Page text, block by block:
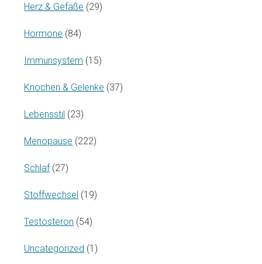
Herz & Gefäße (29)
Hormone (84)
Immunsystem (15)
Knochen & Gelenke (37)
Lebensstil (23)
Menopause (222)
Schlaf(27)
Stoffwechsel (19)
Testosteron (54)
Uncategorized (1)